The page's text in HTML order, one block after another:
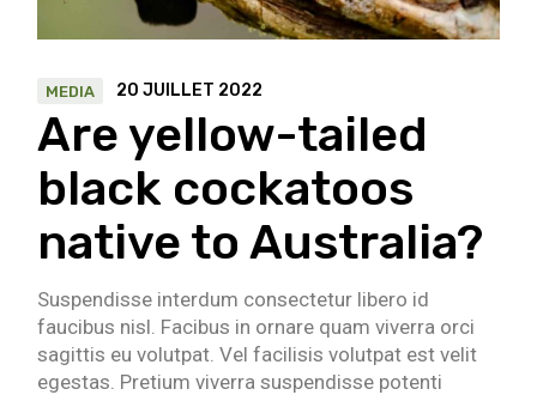
MEDIA 20 JUILLET 2022
Are yellow-tailed
black cockatoos
native to Australia?
Suspendisse interdum consectetur libero id
faucibus nisl. Facibus in ornare quam viverra orci
sagittis eu volutpat. Vel facilisis volutpat est velit
egestas. Pretium viverra suspendisse potenti